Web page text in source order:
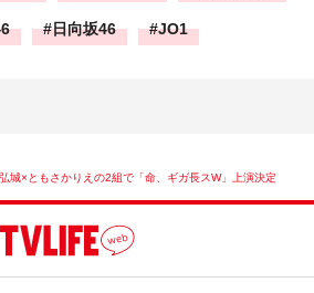
日向坂46 JO1
城×ともさかりえの2組で「命、ギガ長スW」上演決定